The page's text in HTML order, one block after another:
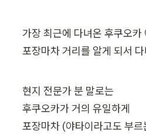
가장 최근에 다녀온 후쿠오카
포장마차 거리를 알게 되서
현지 전문가 분 말로는
후쿠오카가 거의 유일하게
포장마차 (야타이라고도 부르